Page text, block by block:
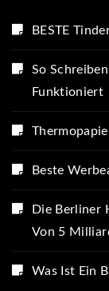
BESTE
So
Funktioniert
Beste
Die Berliner
Von 5
Was Ist Ein